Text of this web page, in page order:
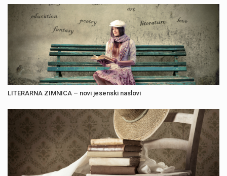
LITERARNA ZIMNICA – novi jesenski naslovi